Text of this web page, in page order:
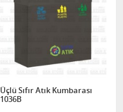
Üçlü Sıfır Atık Kumbarası
1036B